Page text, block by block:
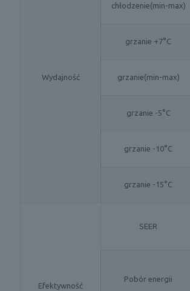
Wydajność
chłodzenie(min-max)
grzanie +7°C
grzanie(min-max)
grzanie -5°C
grzanie -10°C
grzanie -15°C
Efektywność
SEER
Pobór energii